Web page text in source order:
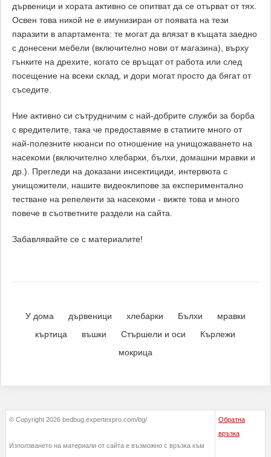
дървеници и хората активно се опитват да се отърват от тях.
Освен това никой не е имунизиран от появата на тези
паразити в апартамента: те могат да влязат в къщата заедно
с донесени мебели (включително нови от магазина), върху
гънките на дрехите, когато се връщат от работа или след
посещение на всеки склад, и дори могат просто да бягат от
съседите.
Ние активно си сътрудничим с най-добрите служби за борба
с вредителите, така че предоставяме в статиите много от
най-полезните нюанси по отношение на унищожаването на
насекоми (включително хлебарки, бълхи, домашни мравки и
др.). Прегледи на доказани инсектициди, интервюта с
унищожители, нашите видеоклипове за експериментално
тестване на репеленти за насекоми - вижте това и много
повече в съответните раздели на сайта.
Забавлявайте се с материалите!
У дома дървеници хлебарки Бълхи
мравки
къртица
въшки Стършели и оси
Кърлежи
мокрица
© Copyright 2026 bedbug.expertexpro.com/bg/
Използването на материали от сайта е възможно с връзка към
Обратна
връзка